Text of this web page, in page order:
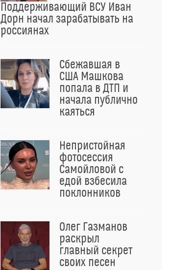
Поддерживающий ВСУ Иван
Дорн начал зарабатывать на
россиянах
Сбежавшая в
США Машкова
попала в ДТП и
начала публично
каяться
Непристойная
фотосессия
Самойловой с
едой взбесила
поклонников
Олег Газманов
раскрыл
главный секрет
своих песен